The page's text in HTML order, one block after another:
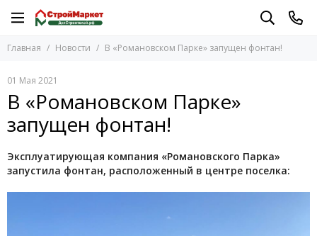
Главная Новости В «Романовском Парке» запущен фонтан!
01 Мая 2021
В «Романовском Парке»
запущен фонтан!
Эксплуатирующая компания «Романовского Парка»
запустила фонтан, расположенный в центре поселка: